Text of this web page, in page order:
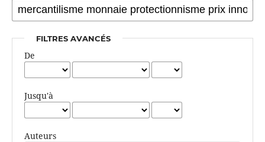
FILTRES AVANCÉS
De
Jusqu'à
Auteurs